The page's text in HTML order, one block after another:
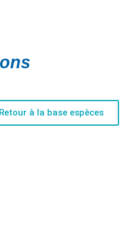
Retour à la base espèces